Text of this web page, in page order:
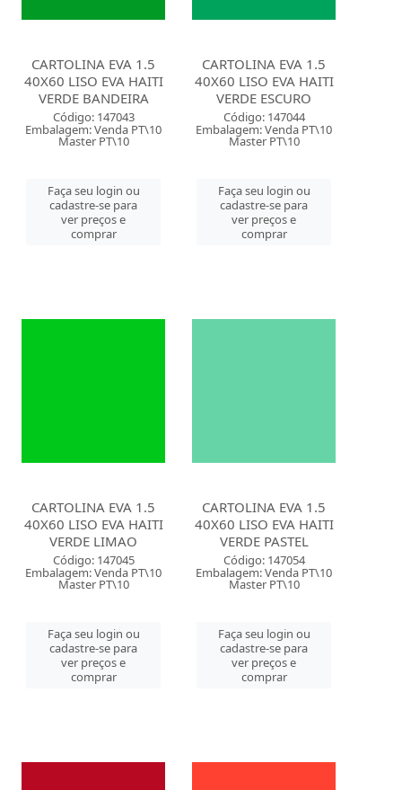
CARTOLINA EVA 1.5
40X60 LISO EVA HAITI
VERDE BANDEIRA
Código: 147043
Embalagem: Venda PT\10
Master PT\10
Faça seu login ou
cadastre-se para
ver preços e
comprar
CARTOLINA EVA 1.5
40X60 LISO EVA HAITI
VERDE ESCURO
Código: 147044
Embalagem: Venda PT\10
Master PT\10
Faça seu login ou
cadastre-se para
ver preços e
comprar
CARTOLINA EVA 1.5
40X60 LISO EVA HAITI
VERDE LIMAO
Código: 147045
Embalagem: Venda PT\10
Master PT\10
Faça seu login ou
cadastre-se para
ver preços e
comprar
CARTOLINA EVA 1.5
40X60 LISO EVA HAITI
VERDE PASTEL
Código: 147054
Embalagem: Venda PT\10
Master PT\10
Faça seu login ou
cadastre-se para
ver preços e
comprar